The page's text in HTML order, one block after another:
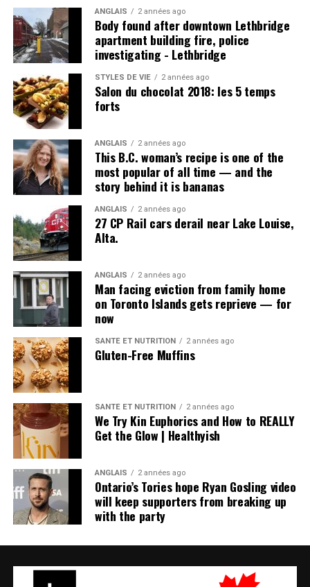
ANGLAIS 2 années ago
Body found after downtown Lethbridge
apartment building fire, police
investigating - Lethbridge
STYLES DE VIE 2 années ago
Salon du chocolat 2018: les 5 temps
forts
ANGLAIS 2 années ago
This B.C. woman’s recipe is one of the
most popular of all time — and the
story behind it is bananas
ANGLAIS 2 années ago
27 CP Rail cars derail near Lake Louise,
Alta.
ANGLAIS 2 années ago
Man facing eviction from family home
on Toronto Islands gets reprieve — for
now
SANTÉ ET NUTRITION 2 années ago
Gluten-Free Muffins
SANTÉ ET NUTRITION 2 années ago
We Try Kin Euphorics and How to REALLY
Get the Glow | Healthyish
ANGLAIS 2 années ago
Ontario’s Tories hope Ryan Gosling video
will keep supporters from breaking up
with the party